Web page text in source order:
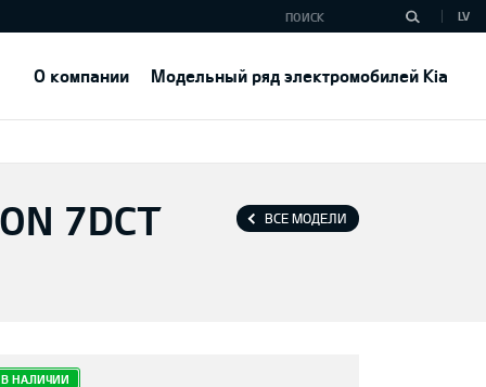
О компании Модельный ряд электромобилей Kia
LV
ВСЕ МОДЕЛИ
7DCT
В НАЛИЧИИ